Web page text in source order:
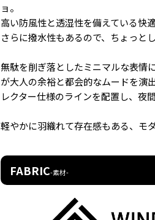
ョ。
高い防風性と透湿性を備えている快適
さらに撥水性もあるので、ちょっと
無駄を削ぎ落としたミニマルな表情
が大人の余裕と都会的なムードを演
レクター仕様のラインを配置し、夜
軽やかに羽織れて存在感もある、モ
FABRIC-素材-